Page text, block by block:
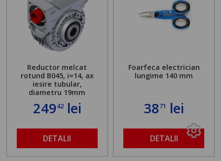
Reductor melcat
rotund B045, i=14, ax
iesire tubular,
diametru 19mm
24942lei
DETALII
Foarfeca electrician
lungime 140 mm
3871 lei
DETALII